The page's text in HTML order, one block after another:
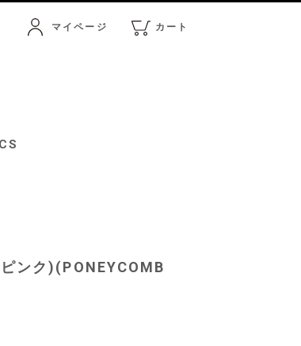
マイページ カート
ンク)(PONEYCOMB